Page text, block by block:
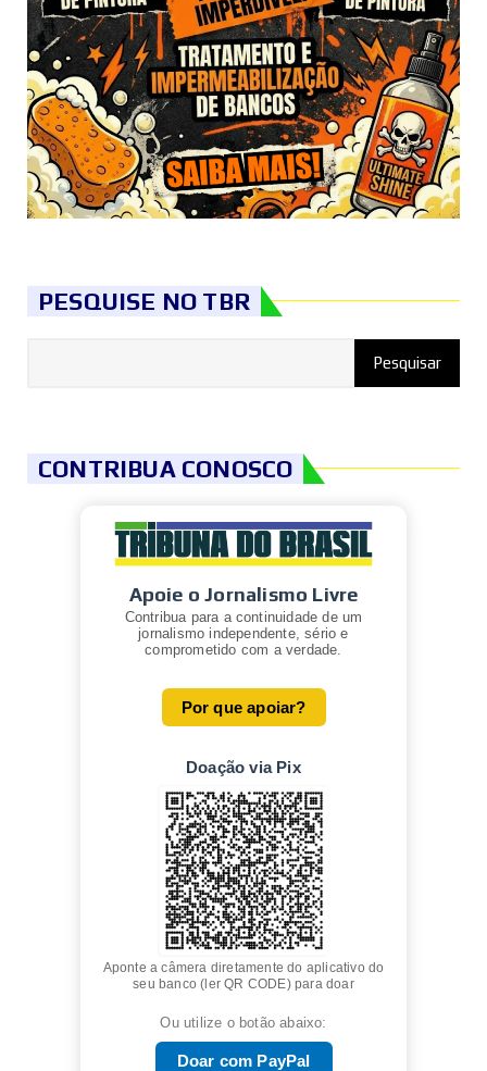
PESQUISE NO TBR
CONTRIBUA CONOSCO
Apoie o Jornalismo Livre
Contribua para a continuidade de um
jornalismo independente, sério e
comprometido com a verdade.
Por que apoiar?
Doação via Pix
Aponte a câmera diretamente do aplicativo do
seu banco (ler QR CODE) para doar
Ou utilize o botão abaixo:
Doar com PayPal